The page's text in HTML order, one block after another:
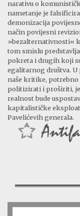
narativu o
nametanje je
demonizacija
način povijesni
»bezalternativnosti«
tom smislu
pokreta i drugih koji
egalitarnog društva.
naše kritike, potrebno
politizirati i proširiti,
realnost bude
kapitalističke
Pavelićevih generala.